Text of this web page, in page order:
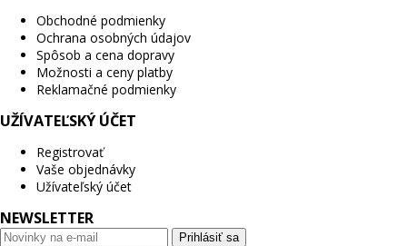
Obchodné podmienky
Ochrana osobných údajov
Spôsob a cena dopravy
Možnosti a ceny platby
Reklamačné podmienky
UŽÍVATEĽSKÝ ÚČET
Registrovať
Vaše objednávky
Užívateľský účet
NEWSLETTER
Prihlásiť sa